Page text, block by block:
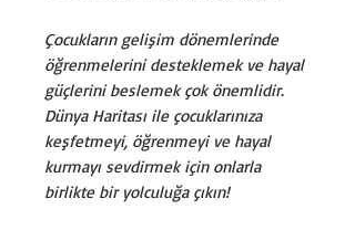
Çocukların gelişim dönemlerinde
öğrenmelerini desteklemek ve hayal
güçlerini beslemek çok önemlidir.
Dünya Haritası ile çocuklarınıza
keşfetmeyi, öğrenmeyi ve hayal
kurmayı sevdirmek için onlarla
birlikte bir yolculuğa çıkın!